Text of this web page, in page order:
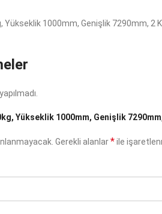
Yükseklik 1000mm, Genişlik 7290mm, 2
Yükseklik 1000mm, Genişlik
Gerekli alanlar*ile